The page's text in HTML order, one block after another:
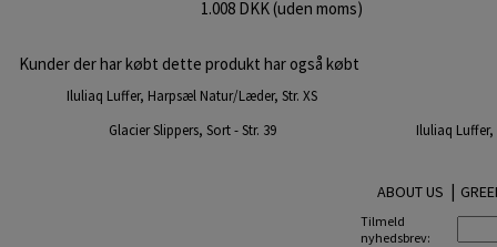
1.008 DKK (uden moms)
Kunder der har købt dette produkt har også købt
Iluliaq Luffer, Harpsæl Natur/Læder, Str. XS
Glacier Slippers, Sort - Str. 39
Iluliaq
ABOUT US |
Tilmeld
nyhedsbrev: